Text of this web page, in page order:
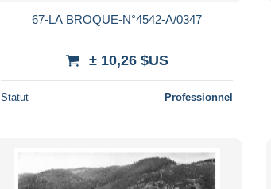
67-LA BROQUE-N°4542-A/0347
± 10,26 $US
Statut Professionnel